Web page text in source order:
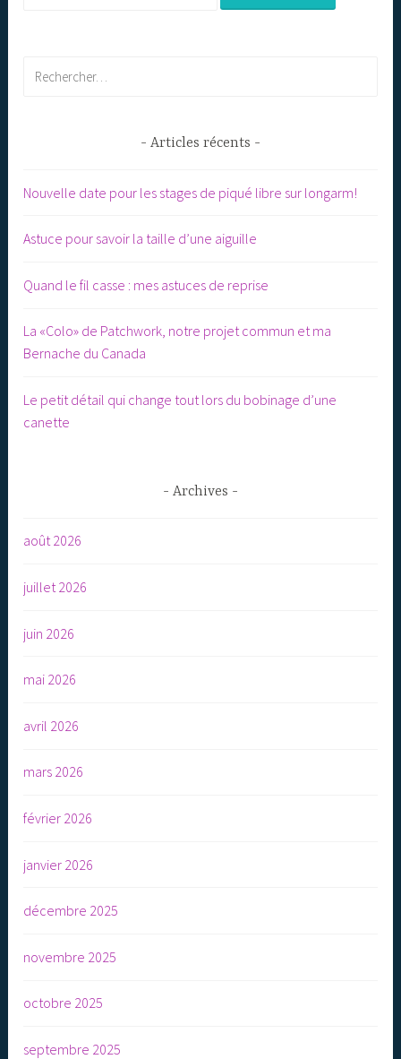
Articles récents
Nouvelle date pour les stages de piqué libre sur longarm!
Astuce pour savoir la taille d’une aiguille
Quand le fil casse : mes astuces de reprise
La «Colo» de Patchwork, notre projet commun et ma
Bernache du Canada
Le petit détail qui change tout lors du bobinage d’une
canette
Archives
août 2026
juillet 2026
juin 2026
mai 2026
avril 2026
mars 2026
février 2026
janvier 2026
décembre 2025
novembre 2025
octobre 2025
septembre 2025